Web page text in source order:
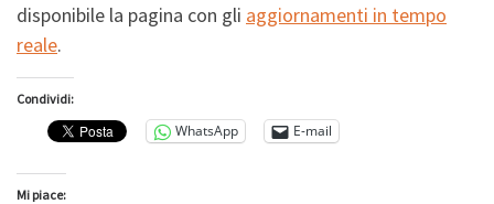
disponibile la pagina con gli aggiornamenti in tempo
reale.
Condividi:
WhatsApp E-mail
Mi piace: